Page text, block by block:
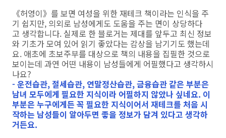
《허영이》를 보면 여성을 위한 재테크 책이라는 인식을 주
기 쉽지만, 의외로 남성에게도 도움을 주는 면이 상당하다
고 생각합니다. 실제로 한 블로거는 제대를 앞두고 최신 정보
와 기초가 모여 있어 읽기 좋았다는 감상을 남기기도 했는데
요. 애초에 초보주부를 대상으로 책의 내용을 집필한 것으로
보이는데 과연 어떤 내용이 남성들에게 어필했다고 생각하시
나요?
- 운전습관, 절세습관, 연말정산습관, 금융습관 같은 부분은
남녀 모두에게 필요한 지식이라 어필하지 않았나 싶네요. 이
부분은 누구에게든 꼭 필요한 지식이어서 재테크를 처음 시
작하는 남성들이 알아두면 좋을 정보가 담겨 있다고 생각하
거든요.